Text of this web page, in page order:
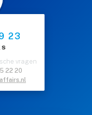
23
vragen
22 20